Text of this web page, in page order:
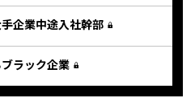
企業中途入社幹部
ラック企業